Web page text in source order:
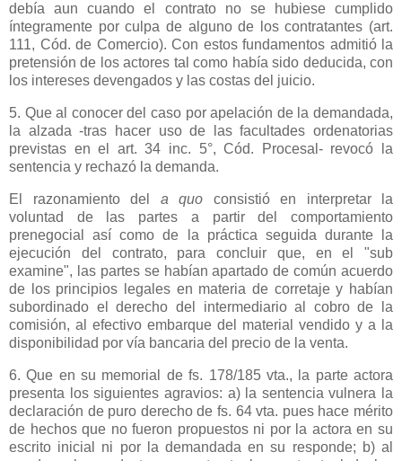
debía aun cuando el contrato no se hubiese cumplido
íntegramente por culpa de alguno de los contratantes (art.
111, Cód. de Comercio). Con estos fundamentos admitió la
pretensión de los actores tal como había sido deducida, con
los intereses devengados y las costas del juicio.
5. Que al conocer del caso por apelación de la demandada,
la alzada -tras hacer uso de las facultades ordenatorias
previstas en el art. 34 inc. 5°, Cód. Procesal- revocó la
sentencia y rechazó la demanda.
El razonamiento del a quo consistió en interpretar la
voluntad de las partes a partir del comportamiento
prenegocial así como de la práctica seguida durante la
ejecución del contrato, para concluir que, en el "sub
examine", las partes se habían apartado de común acuerdo
de los principios legales en materia de corretaje y habían
subordinado el derecho del intermediario al cobro de la
comisión, al efectivo embarque del material vendido y a la
disponibilidad por vía bancaria del precio de la venta.
6. Que en su memorial de fs. 178/185 vta., la parte actora
presenta los siguientes agravios: a) la sentencia vulnera la
declaración de puro derecho de fs. 64 vta. pues hace mérito
de hechos que no fueron propuestos ni por la actora en su
escrito inicial ni por la demandada en su responde; b) al